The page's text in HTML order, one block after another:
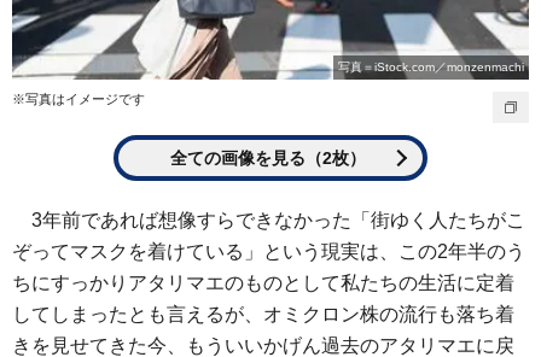
写真＝iStock.com／monzenmachi
※写真はイメージです
全ての画像を見る（2枚）
3年前であれば想像すらできなかった「街ゆく人たちがこ
ぞってマスクを着けている」という現実は、この2年半のう
ちにすっかりアタリマエのものとして私たちの生活に定着
してしまったとも言えるが、オミクロン株の流行も落ち着
きを見せてきた今、もういいかげん過去のアタリマエに戻